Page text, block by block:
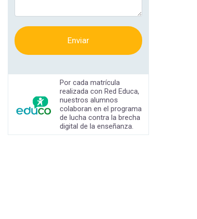
Enviar
Por cada matrícula
realizada con Red Educa,
nuestros alumnos
colaboran en el programa
de lucha contra la brecha
digital de la enseñanza.